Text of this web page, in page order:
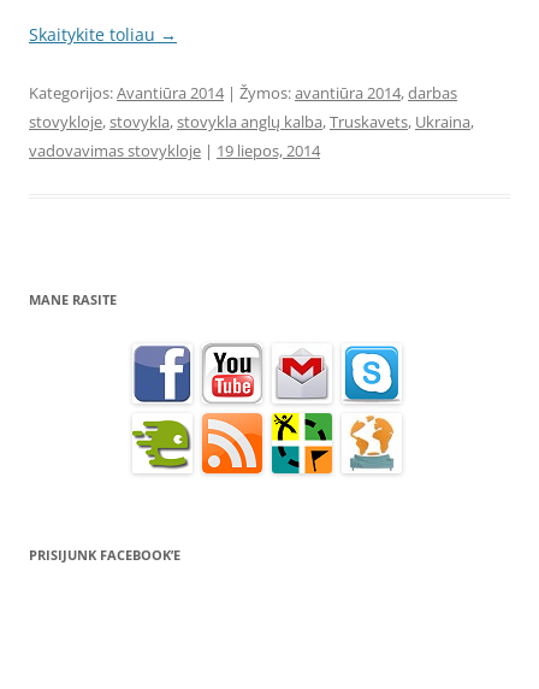
Skaitykite toliau →
Kategorijos:Avantiūra 2014| Žymos:avantiūra 2014,darbas
stovykloje,stovykla,stovykla anglų kalba,Truskavets, Ukraina,
vadovavimas stovykloje | 19 liepos, 2014
MANE RASITE
PRISIJUNK FACEBOOK’E